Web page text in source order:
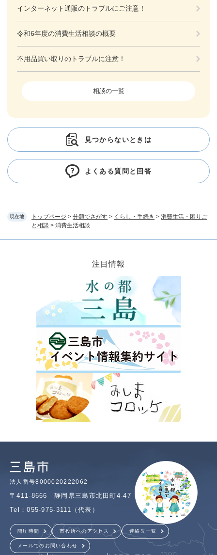
現在地 トップページ > 分類でさがす > くらし・手続き > 消費生活・困りご
と相談 > 消費生活相談
インターネット通販のトラブルにご注意！
令和6年度の消費生活相談の概要
不用品買い取りのトラブルに注意！
相談の一覧
見つからないときは
よくある質問と回答
注目情報
法人番号8000020222062
〒411-8666 静岡県三島市北田町4-47
Tel：055-975-3111（代表）
開庁時間 市役所へのアクセス 連絡先一覧
メールでのお問い合わせ